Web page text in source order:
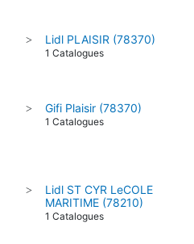
> Lidl PLAISIR (78370)
1 Catalogues
> Gifi Plaisir (78370)
1 Catalogues
>
Lidl ST CYR LeCOLE
MARITIME (78210)
1 Catalogues